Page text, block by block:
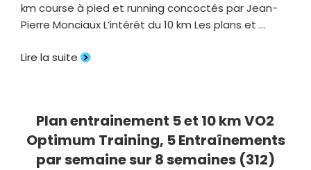
km course à pied et running concoctés par Jean-
Pierre Monciaux L’intérêt du 10 km Les plans et …
Lire la suite
Plan entrainement 5 et 10 km VO2
Optimum Training, 5 Entraînements
par semaine sur 8 semaines (312)